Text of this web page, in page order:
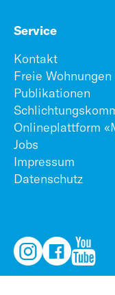
Service
Kontakt
Freie Wohnungen
Publikationen
Onlineplattform
Jobs
Impressum
Datenschutz